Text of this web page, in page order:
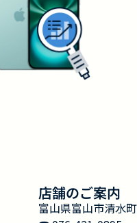
店舗のご案内
富山県富山市清水